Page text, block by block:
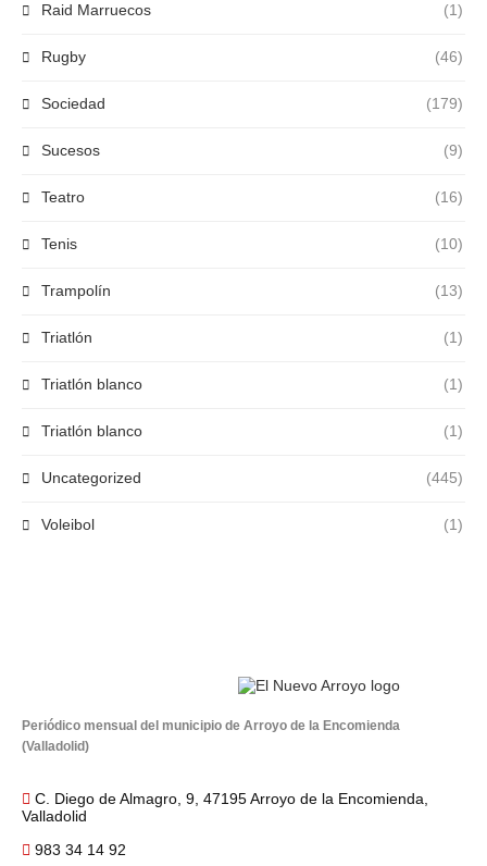
Raid Marruecos (1)
Rugby (46)
Sociedad (179)
Sucesos (9)
Teatro (16)
Tenis (10)
Trampolín (13)
Triatlón (1)
Triatlón blanco (1)
Triatlón blanco (1)
Uncategorized (445)
Voleibol (1)
Periódico mensual del municipio de Arroyo de la Encomienda
(Valladolid)
C. Diego de Almagro, 9, 47195 Arroyo de la Encomienda,
Valladolid
983 34 14 92